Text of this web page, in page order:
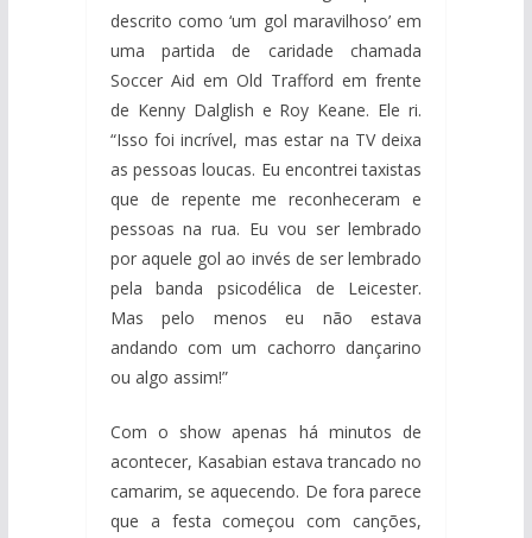
descrito como ‘um gol maravilhoso’ em
uma partida de caridade chamada
Soccer Aid em Old Trafford em frente
de Kenny Dalglish e Roy Keane. Ele ri.
“Isso foi incrível, mas estar na TV deixa
as pessoas loucas. Eu encontrei taxistas
que de repente me reconheceram e
pessoas na rua. Eu vou ser lembrado
por aquele gol ao invés de ser lembrado
pela banda psicodélica de Leicester.
Mas pelo menos eu não estava
andando com um cachorro dançarino
ou algo assim!”
Com o show apenas há minutos de
acontecer, Kasabian estava trancado no
camarim, se aquecendo. De fora parece
que a festa começou com canções,